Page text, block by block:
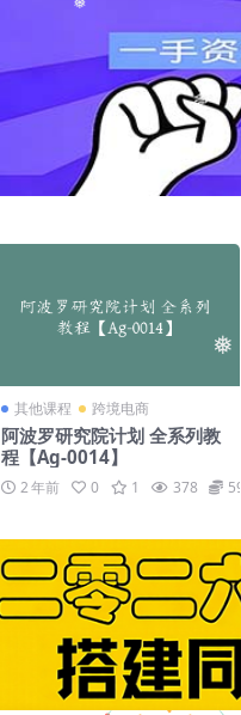
其他课程 跨境电商
阿波罗研究院计划 全系列教
程【Ag-0014】
2 年前 0 1 378 59